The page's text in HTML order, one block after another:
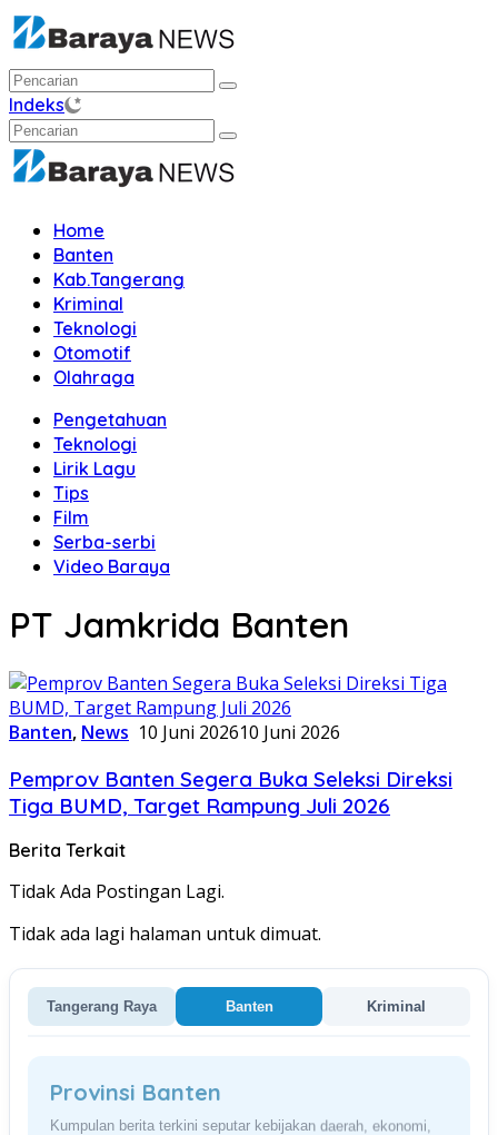
Langsung
ke
konten
Indeks
Home
Banten
Kab.Tangerang
Kriminal
Teknologi
Otomotif
Olahraga
Pengetahuan
Teknologi
Lirik Lagu
Tips
Film
Serba-serbi
Video Baraya
PT Jamkrida Banten
Banten, News 10 Juni 202610 Juni 2026
Pemprov Banten Segera Buka Seleksi Direksi
Tiga BUMD, Target Rampung Juli 2026
Berita Terkait
Tidak Ada Postingan Lagi.
Tidak ada lagi halaman untuk dimuat.
Tangerang Raya Banten Kriminal
Provinsi Banten
Kumpulan berita terkini seputar kebijakan daerah, ekonomi,